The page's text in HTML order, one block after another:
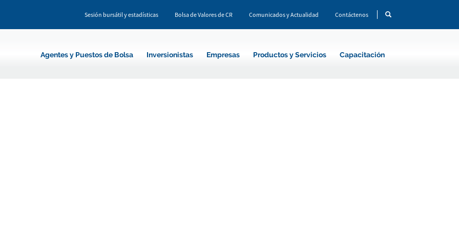
Sesión bursátil y estadísticas Bolsa de Valores de CR Comunicados y Actualidad Contáctenos
Agentes y Puestos de Bolsa Inversionistas Empresas Productos y Servicios Capacitación